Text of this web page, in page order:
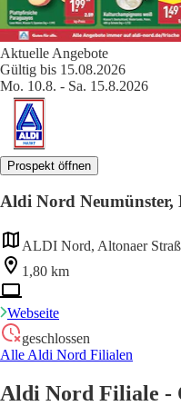
Aktuelle Angebote
Gültig bis 15.08.2026
Mo. 10.8. - Sa. 15.8.2026
Prospekt öffnen
Aldi Nord Neumünster,
ALDI Nord, Altonaer
1,80 km
Webseite
geschlossen
Alle Aldi Nord Filialen
Aldi Nord Filiale -